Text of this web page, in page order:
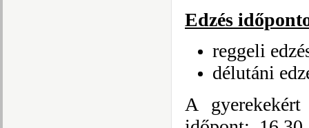
Edzés
reggeli
délutáni
A